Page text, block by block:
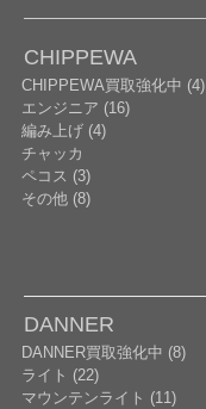
CHIPPEWA
CHIPPEWA買取強化中 (4)
エンジニア (16)
編み上げ (4)
チャッカ
ペコス (3)
その他 (8)
DANNER
DANNER買取強化中 (8)
ライト (22)
マウンテンライト (11)